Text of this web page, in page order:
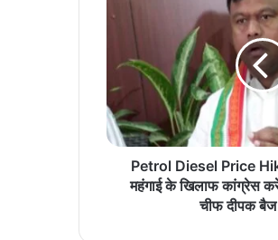
पेट्रोल-
डीजल
और
महंगाई
के
खिलाफ
कांग्रेस
Petrol Diesel Price
महंगाई के खिलाफ कांग्रेस
चीफ दीपक बैज